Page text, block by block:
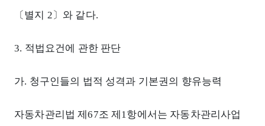
〔별지 2〕와 같다.
3. 적법요건에 관한 판단
가. 청구인들의 법적 성격과 기본권의 향유능력
자동차관리법 제67조 제1항에서는 자동차관리사업